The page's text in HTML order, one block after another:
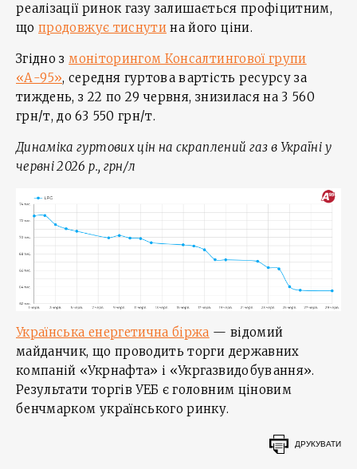
реалізації ринок газу залишається профіцитним,
щопродовжує тиснути на його ціни.
Згідно змоніторингом Консалтингової групи
«А-95», середня гуртова вартість ресурсу за
тиждень, з 22 по 29 червня, знизилася на 3 560
грн/т, до 63 550 грн/т.
Динаміка гуртових цін на скраплений газ в Україні у
червні 2026 р., грн/л
Українська енергетична біржа — відомий
майданчик, що проводить торги державних
компаній «Укрнафта» і «Укргазвидобування».
Результати торгів УЕБ є головним ціновим
бенчмарком українського ринку.
ДРУКУВАТИ